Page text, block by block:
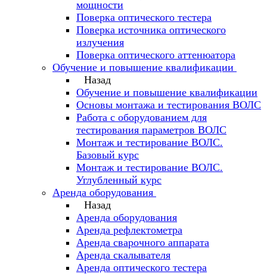
мощности
Поверка оптического тестера
Поверка источника оптического
излучения
Поверка оптического аттенюатора
Обучение и повышение квалификации
Назад
Обучение и повышение квалификации
Основы монтажа и тестирования ВОЛС
Работа с оборудованием для
тестирования параметров ВОЛС
Монтаж и тестирование ВОЛС.
Базовый курс
Монтаж и тестирование ВОЛС.
Углубленный курс
Аренда оборудования
Назад
Аренда оборудования
Аренда рефлектометра
Аренда сварочного аппарата
Аренда скалывателя
Аренда оптического тестера